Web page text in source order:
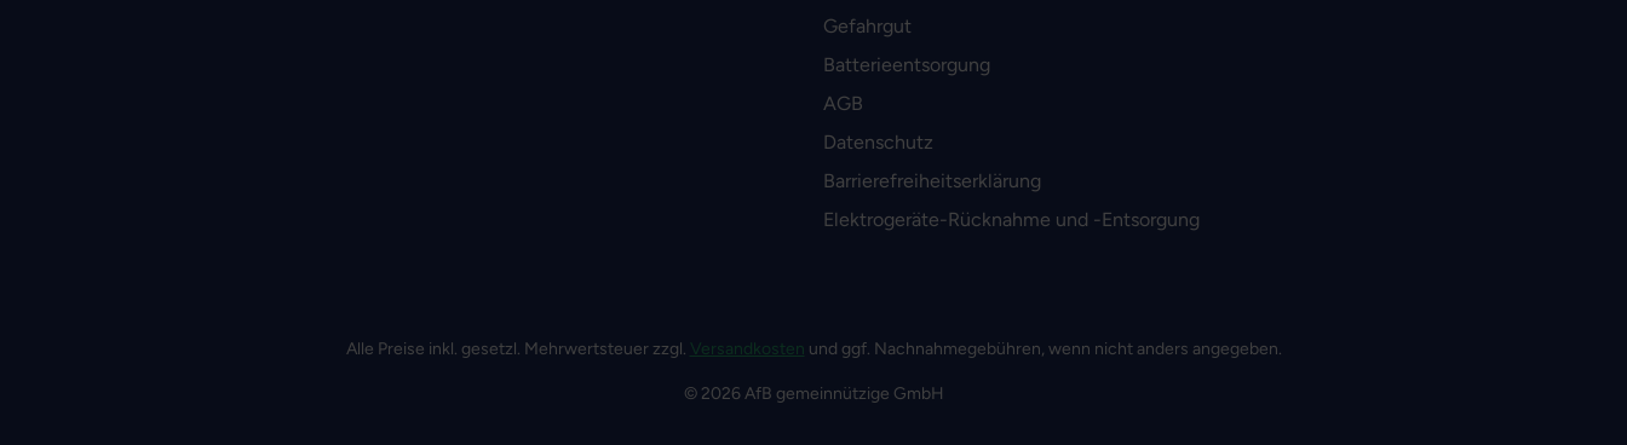
Gefahrgut
Batterieentsorgung
AGB
Datenschutz
Barrierefreiheitserklärung
Elektrogeräte-Rücknahme und -Entsorgung
Alle Preise inkl. gesetzl. Mehrwertsteuer zzgl. Versandkosten und ggf. Nachnahmegebühren, wenn nicht anders angegeben.
© 2026 AfB gemeinnützige GmbH